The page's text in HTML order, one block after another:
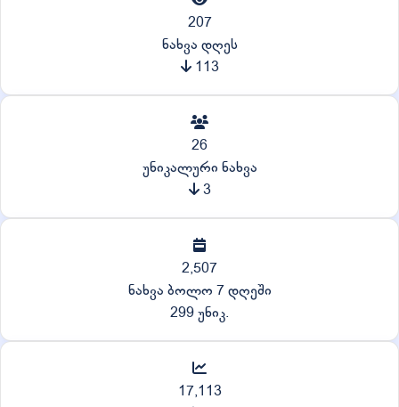
207
ნახვა დღეს
113
26
უნიკალური ნახვა
3
2,507
ნახვა ბოლო 7 დღეში
299 უნიკ.
17,113